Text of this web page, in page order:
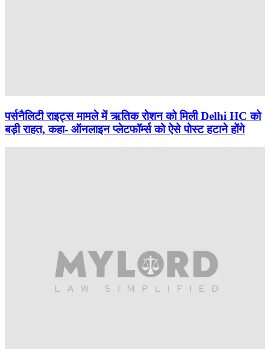
पर्सनैलिटी राइट्स मामले में ऋतिक रोशन को मिली Delhi HC को
बड़ी राहत, कहा- ऑनलाइन प्लेटफॉर्म्स को ऐसे पोस्ट हटाने होंगे